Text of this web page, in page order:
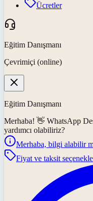
Ücretler
Eğitim Danışmanı
Çevrimiçi (online)
Eğitim Danışmanı
Merhaba! 👋 WhatsApp
yardımcı olabiliriz?
Merhaba, bilgi alabilir
Fiyat ve taksit